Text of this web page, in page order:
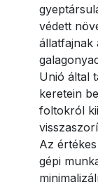
védett
állatfajnak
Unió által
keretein
foltokról
Az
gépi